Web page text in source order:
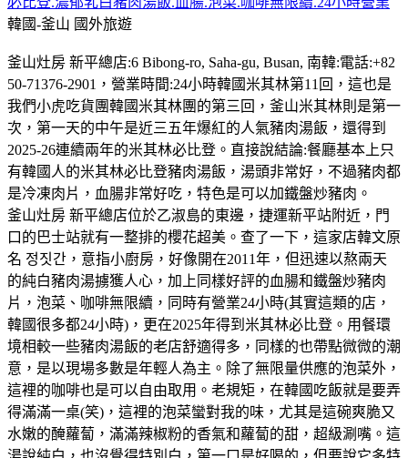
韓國-釜山 國外旅遊
釜山灶房 新平總店:6 Bibong-ro, Saha-gu, Busan, 南韓:電話:+82
50-71376-2901，營業時間:24小時韓國米其林第11回，這也是
我們小虎吃貨團韓國米其林團的第三回，釜山米其林則是第一
次，第一天的中午是近三五年爆紅的人氣豬肉湯飯，還得到
2025-26連續兩年的米其林必比登。直接說結論:餐廳基本上只
有韓國人的米其林必比登豬肉湯飯，湯頭非常好，不過豬肉都
是冷凍肉片，血腸非常好吃，特色是可以加鐵盤炒豬肉。
釜山灶房 新平總店位於乙淑島的東邊，捷運新平站附近，門
口的巴士站就有一整排的櫻花超美。查了一下，這家店韓文原
名 정짓간，意指小廚房，好像開在2011年，但迅速以熬兩天
的純白豬肉湯擄獲人心，加上同樣好評的血腸和鐵盤炒豬肉
片，泡菜、咖啡無限續，同時有營業24小時(其實這類的店，
韓國很多都24小時)，更在2025年得到米其林必比登。用餐環
境相較一些豬肉湯飯的老店舒適得多，同樣的也帶點微微的潮
意，是以現場多數是年輕人為主。除了無限量供應的泡菜外，
這裡的咖啡也是可以自由取用。老規矩，在韓國吃飯就是要弄
得滿滿一桌(笑)，這裡的泡菜蠻對我的味，尤其是這碗爽脆又
水嫩的醃蘿蔔，滿滿辣椒粉的香氣和蘿蔔的甜，超級涮嘴。這